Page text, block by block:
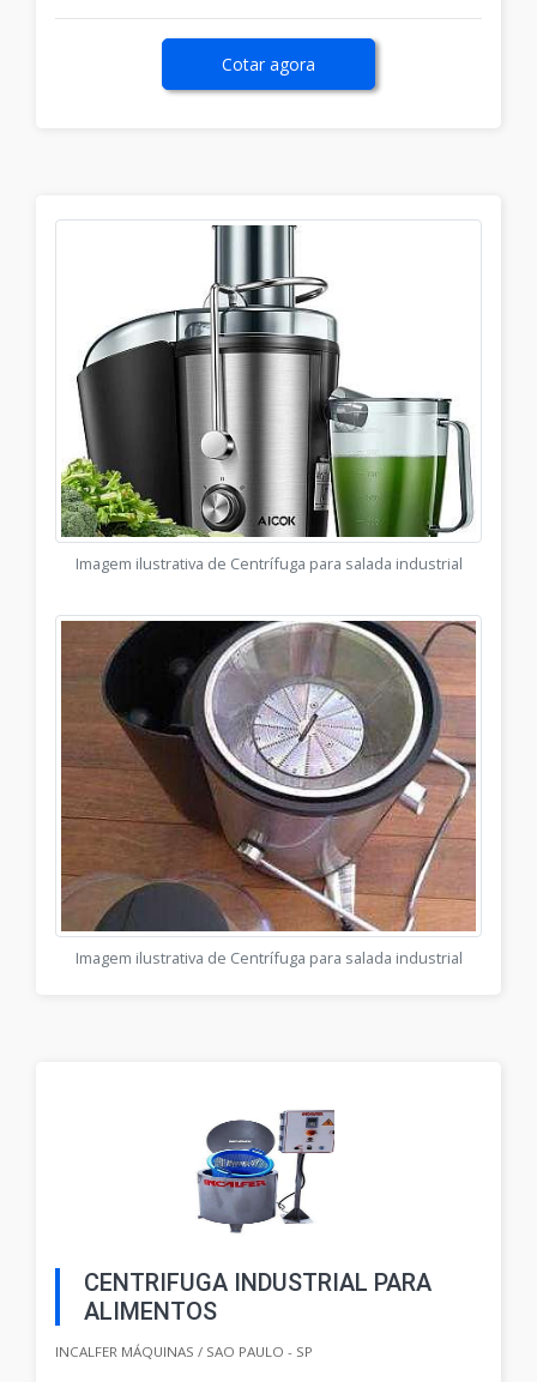
Cotar agora
Imagem ilustrativa de Centrífuga para salada industrial
Imagem ilustrativa de Centrífuga para salada industrial
CENTRIFUGA INDUSTRIAL PARA
ALIMENTOS
INCALFER MÁQUINAS / SAO PAULO - SP